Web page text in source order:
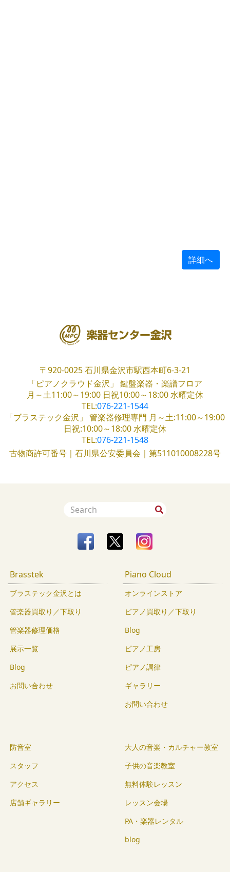
詳細へ
〒920-0025石川県金沢市駅西本町6-3-21
「ピアノクラウド金沢」 鍵盤楽器・楽譜フロア
月～土11:00～19:00 日祝10:00～18:00水曜定休
TEL:076-221-1544
「ブラステック金沢」 管楽器修理専門 月～土:11:00～19:00
日祝:10:00～18:00水曜定休
TEL:076-221-1548
古物商許可番号｜石川県公安委員会｜第511010008228号
Brasstek
ブラステック金沢とは
管楽器買取り／下取り
管楽器修理価格
展示一覧
Blog
お問い合わせ
Piano Cloud
オンラインストア
ピアノ買取り／下取り
Blog
ピアノ工房
ピアノ調律
ギャラリー
お問い合わせ
防音室
スタッフ
アクセス
店舗ギャラリー
大人の音楽・カルチャー教室
子供の音楽教室
無料体験レッスン
レッスン会場
PA・楽器レンタル
blog